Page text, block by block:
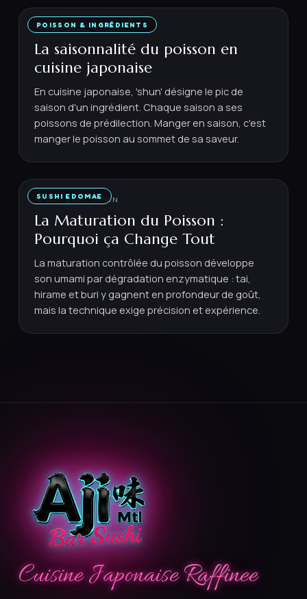
POISSON & INGRÉDIENTS
14 MAI 2026 · 6 MIN
La saisonnalité du poisson en
cuisine japonaise
En cuisine japonaise, 'shun' désigne le pic de
saison d'un ingrédient. Chaque saison a ses
poissons de prédilection. Manger en saison, c'est
manger le poisson au sommet de sa saveur.
SUSHI EDOMAE
16 MAI 2026 · 6 MIN
La Maturation du Poisson :
Pourquoi ça Change Tout
La maturation contrôlée du poisson développe
son umami par dégradation enzymatique : tai,
hirame et buri y gagnent en profondeur de goût,
mais la technique exige précision et expérience.
Cuisine Japonaise Raffinee